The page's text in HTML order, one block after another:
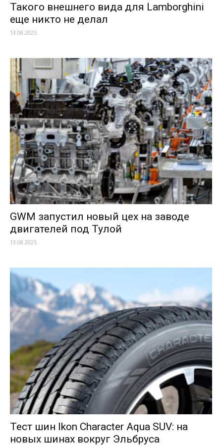
Такого внешнего вида для Lamborghini
еще никто не делал
13.08.2025
GWM запустил новый цех на заводе
двигателей под Тулой
13.08.2025
Тест шин Ikon Character Aqua SUV: на
новых шинах вокруг Эльбруса